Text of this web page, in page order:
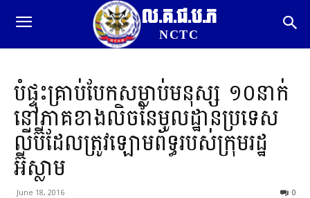
ល.គ.ជ.ប.ភ
NCTC
បំផ្ទុះគ្រាប់បែកសម្លាប់មនុស្ស ១០នាក់
នៅភាគខាងលិចនៃមូលដ្ឋានប្រទេស
លីប៊ីដែលត្រូវឡោមព័ទ្ធរបស់ក្រុមរដ្ឋ
អ៊ីស្លាម
June 18, 2016 0